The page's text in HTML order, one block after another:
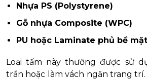
Nhựa PS (Polystyrene)
Gỗ nhựa Composite (WPC)
PU hoặc Laminate phủ bề mặt
Loại tấm này thường được sử
trần hoặc làm vách ngăn trang